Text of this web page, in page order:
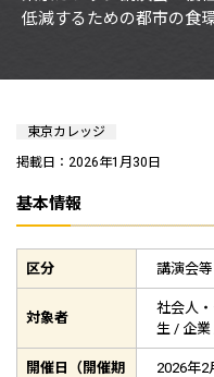
低減するための都市の食
東京カレッジ
掲載日：2026年1月30日
基本情報
区分 講演会等
対象者
社会人
生 / 企
開催日（開催期
2026年2